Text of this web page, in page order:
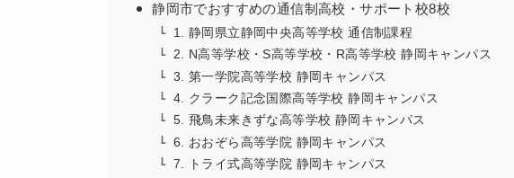
静岡市でおすすめの通信制高校・サポート校8校
1. 静岡県立静岡中央高等学校 通信制課程
2. N高等学校・S高等学校・R高等学校 静岡キャンパス
3. 第一学院高等学校 静岡キャンパス
4. クラーク記念国際高等学校 静岡キャンパス
5. 飛鳥未来きずな高等学校 静岡キャンパス
6. おおぞら高等学院 静岡キャンパス
7. トライ式高等学院 静岡キャンパス